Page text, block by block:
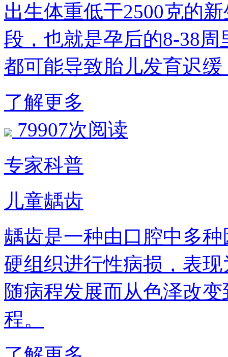
出生体重低于2500克的
段，也就是孕后的8-38
都可能导致胎儿发育迟缓
了解更多
79907次阅读
专家科普
儿童龋齿
龋齿是一种由口腔中多
硬组织进行性病损，表
随病程发展而从色泽改
程。